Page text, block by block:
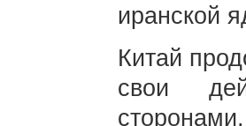
иранской
Китай
свои